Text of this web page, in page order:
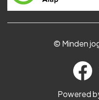
© Minden
Powered